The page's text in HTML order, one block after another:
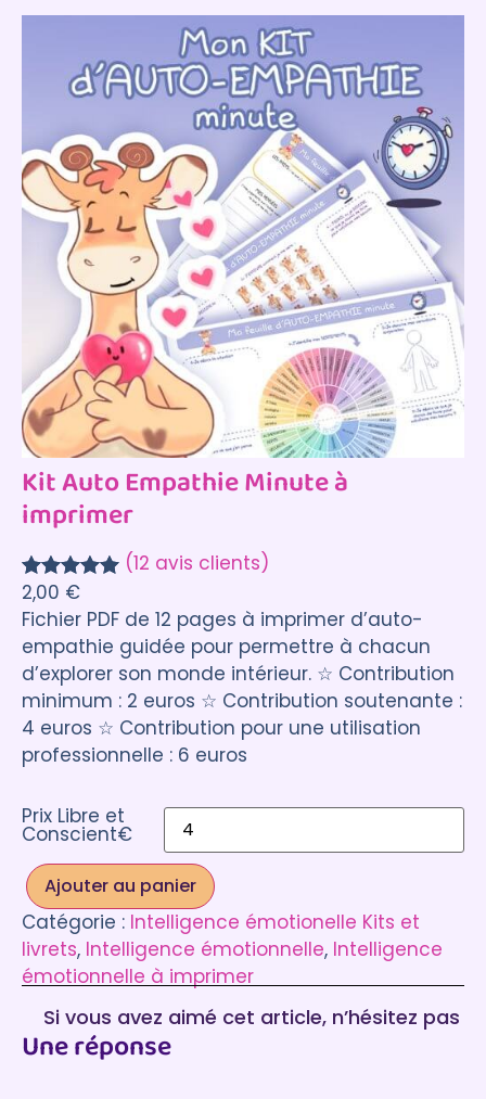
Kit Auto Empathie Minute à
imprimer
Noté5.00
sur 5
basé sur
12
notations
client
(12 avis clients)
2,00 €
Fichier PDF de 12 pages à imprimer d’auto-
empathie guidée pour permettre à chacun
d’explorer son monde intérieur. ☆ Contribution
minimum : 2 euros ☆ Contribution soutenante :
4 euros ☆ Contribution pour une utilisation
professionnelle : 6 euros
Prix Libre et
Conscient€
Ajouter au panier
Catégorie : Intelligence émotionelle Kits et
livrets, Intelligence émotionnelle, Intelligence
émotionnelle à imprimer
Si vous avez aimé cet article, n’hésitez pas
à laisser un commentaire :)
Une réponse